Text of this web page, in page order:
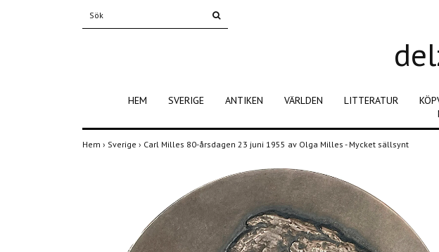
HEM SVERIGE ANTIKEN VÄRLDEN LITTERATUR
Hem › Sverige › Carl Milles 80-årsdagen 23 juni 1955 av Olga Milles - Mycket sällsynt